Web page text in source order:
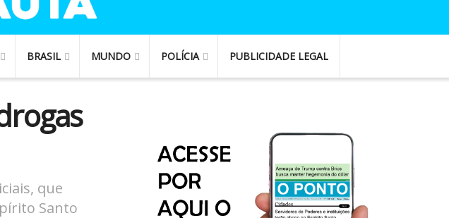
BRASIL MUNDO POLÍCIA PUBLICIDADE LEGAL
que
Santo